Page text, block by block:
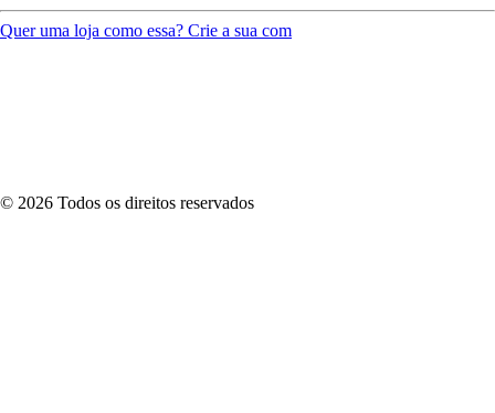
Quer uma loja como essa? Crie a sua com
© 2026 Todos os direitos reservados